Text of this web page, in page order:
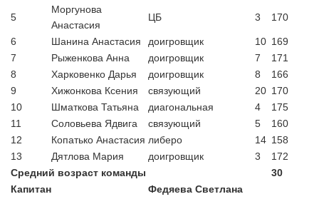
5
Моргунова
Анастасия
ЦБ 3 170
6 Шанина Анастасия доигровщик 10 169
7
Рыженкова Анна доигровщик 7
171
8
Харковенко Дарья доигровщик 8
166
9
Хижонкова Ксения связующий 20 170
10
Шматкова Татьяна диагональная 4
175
11
Соловьева Ядвига связующий 5
160
12
Копатько Анастасия либеро 14 158
13
Дятлова Мария доигровщик 3
172
Средний возраст команды
30
Капитан
Федяева Светлана